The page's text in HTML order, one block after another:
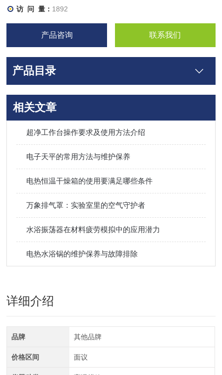
● 辅助菜单，实现过升报警、偏差修正、菜单锁定。
● 过升报警、菜单锁定。
访 问 量： 1892
产品咨询 联系我们
产品目录
相关文章
超净工作台操作要求及使用方法介绍
电子天平的常用方法与维护保养
电热恒温干燥箱的使用要满足哪些条件
万象排气罩：实验室里的空气守护者
水浴振荡器在材料疲劳模拟中的应用潜力
电热水浴锅的维护保养与故障排除
详细介绍
品牌 其他品牌
价格区间 面议